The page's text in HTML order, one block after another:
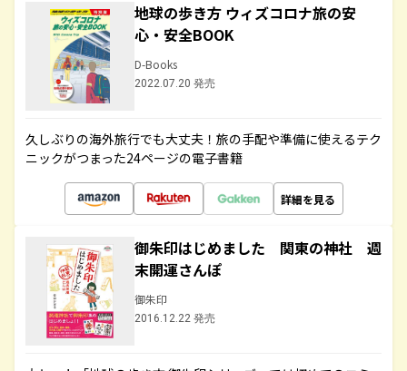
地球の歩き方 ウィズコロナ旅の安
心・安全BOOK
D-Books
2022.07.20 発売
久しぶりの海外旅行でも大丈夫！旅の手配や準備に使えるテク
ニックがつまった24ページの電子書籍
詳細を見る
御朱印はじめました 関東の神社 週
末開運さんぽ
御朱印
2016.12.22 発売